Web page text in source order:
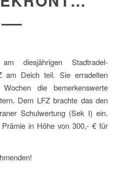
diesjährigen Stadtradel-
am Deich teil. Sie erradelten
die bemerkenswerte
Dem LFZ brachte das den
Schulwertung (Sek I) ein.
in Höhe von 300,- € für